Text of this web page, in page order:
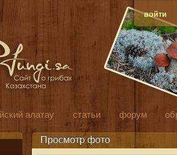
войти
алатау статьи форум
Просмотр фото